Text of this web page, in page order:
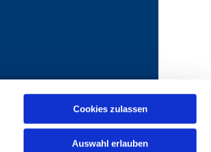
Cookies zulassen
Auswahl erlauben
lichtenberg.berlin